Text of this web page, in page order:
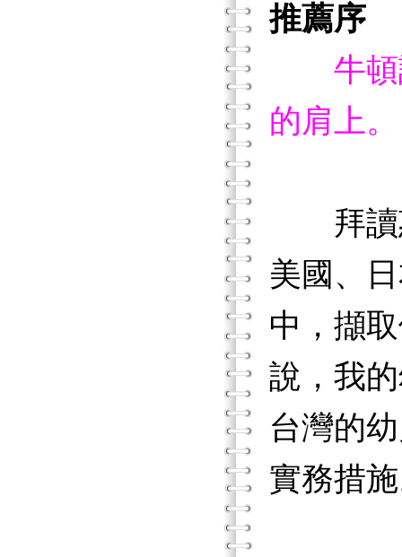
推薦序
牛頓說
的肩上。
拜讀惠
美國、
中，擷
說，我
台灣的
實務措